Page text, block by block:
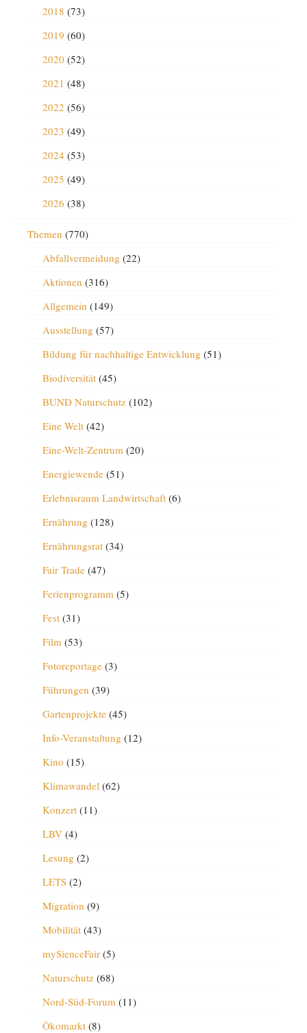
2018 (73)
2019 (60)
2020 (52)
2021 (48)
2022 (56)
2023 (49)
2024 (53)
2025 (49)
2026 (38)
Themen (770)
Abfallvermeidung (22)
Aktionen (316)
Allgemein (149)
Ausstellung (57)
Bildung für nachhaltige Entwicklung (51)
Biodiversität(45)
BUND Naturschutz(102)
Eine Welt(42)
Eine-Welt-Zentrum(20)
Energiewende(51)
Erlebnisraum Landwirtschaft(6)
Ernährung (128)
Ernährungsrat(34)
Fair Trade(47)
Ferienprogramm(5)
Fest(31)
Film(53)
Fotoreportage(3)
Führungen (39)
Gartenprojekte(45)
Info-Veranstaltung (12)
Kino (15)
Klimawandel(62)
Konzert(11)
LBV(4)
Lesung (2)
LETS(2)
Migration (9)
Mobilität(43)
mySienceFair(5)
Naturschutz(68)
Nord-Süd-Forum(11)
Ökomarkt(8)